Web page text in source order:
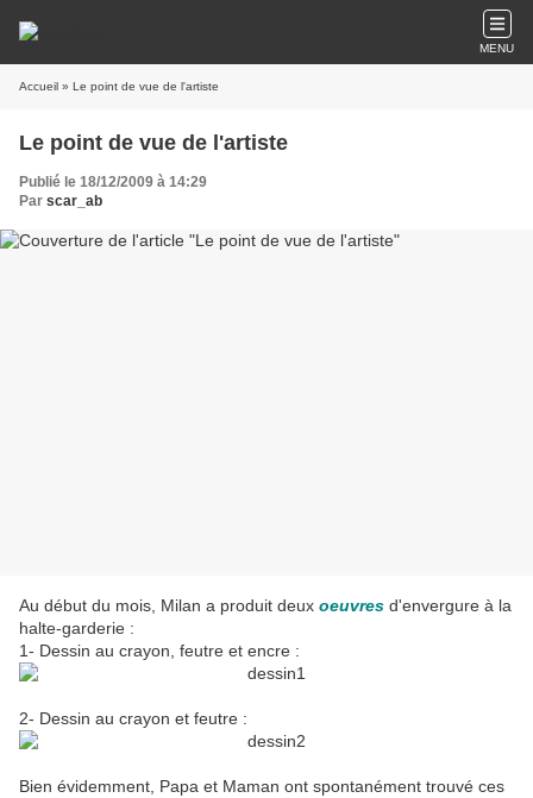
MENU
Accueil » Le point de vue de l'artiste
Le point de vue de l'artiste
Publié le 18/12/2009 à 14:29
Par scar_ab
Au début du mois, Milan a produit deux oeuvres d'envergure à la
halte-garderie :
1- Dessin au crayon, feutre et encre :
2- Dessin au crayon et feutre :
Bien évidemment, Papa et Maman ont spontanément trouvé ces